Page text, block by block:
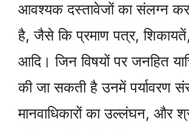
आवश्यक दस्तावेजों का संलग्न
है, जैसे कि प्रमाण पत्र, शिकायतें,
आदि। जिन विषयों पर जनहित
की जा सकती है उनमें पर्यावरण
मानवाधिकारों का उल्लंघन, और